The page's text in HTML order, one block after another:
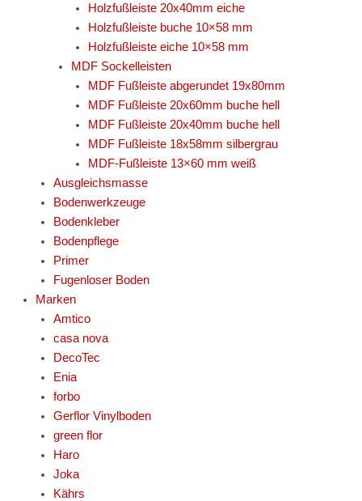
Holzfußleiste 20x40mm eiche
Holzfußleiste buche 10×58 mm
Holzfußleiste eiche 10×58 mm
MDF Sockelleisten
MDF Fußleiste abgerundet 19x80mm
MDF Fußleiste 20x60mm buche hell
MDF Fußleiste 20x40mm buche hell
MDF Fußleiste 18x58mm silbergrau
MDF-Fußleiste 13×60 mm weiß
Ausgleichsmasse
Bodenwerkzeuge
Bodenkleber
Bodenpflege
Primer
Fugenloser Boden
Marken
Amtico
casa nova
DecoTec
Enia
forbo
Gerflor Vinylboden
green flor
Haro
Joka
Kährs